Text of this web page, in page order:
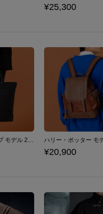
¥25,300
セブルス・スネイプ モデル 2wayトートバッグ Harry Potter
¥20,900